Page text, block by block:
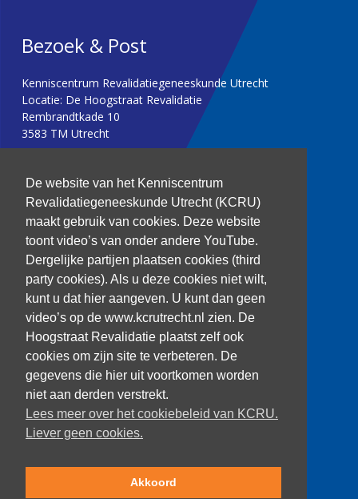
De website van het Kenniscentrum
Revalidatiegeneeskunde Utrecht (KCRU)
maakt gebruik van cookies. Deze website
toont video’s van onder andere YouTube.
Dergelijke partijen plaatsen cookies (third
party cookies). Als u deze cookies niet wilt,
kunt u dat hier aangeven. U kunt dan geen
video’s op de www.kcrutrecht.nl zien. De
Hoogstraat Revalidatie plaatst zelf ook
cookies om zijn site te verbeteren. De
gegevens die hier uit voortkomen worden
niet aan derden verstrekt.
Lees meer over het cookiebeleid van KCRU.
Liever geen cookies.
Akkoord
Bezoek & Post
Kenniscentrum Revalidatiegeneeskunde Utrecht
Locatie: De Hoogstraat Revalidatie
Rembrandtkade 10
3583 TM Utrecht
kenniscentrum@dehoogstraat.nl
Over het KCRU
Samenwerkingen
Onze onderzoekers
Procedure onderzoeker
Volg ons